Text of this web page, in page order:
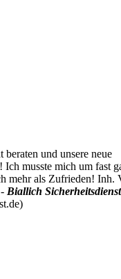
und unsere neue
Ich musste mich um fast
mehr als Zufrieden! Inh.
Biallich Sicherheitsdienst